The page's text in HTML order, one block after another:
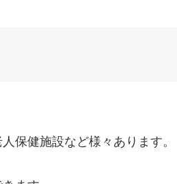
保健施設など様々あります。